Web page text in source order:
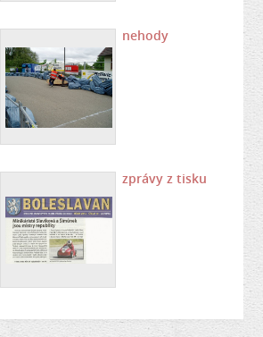
nehody
zprávy z tisku